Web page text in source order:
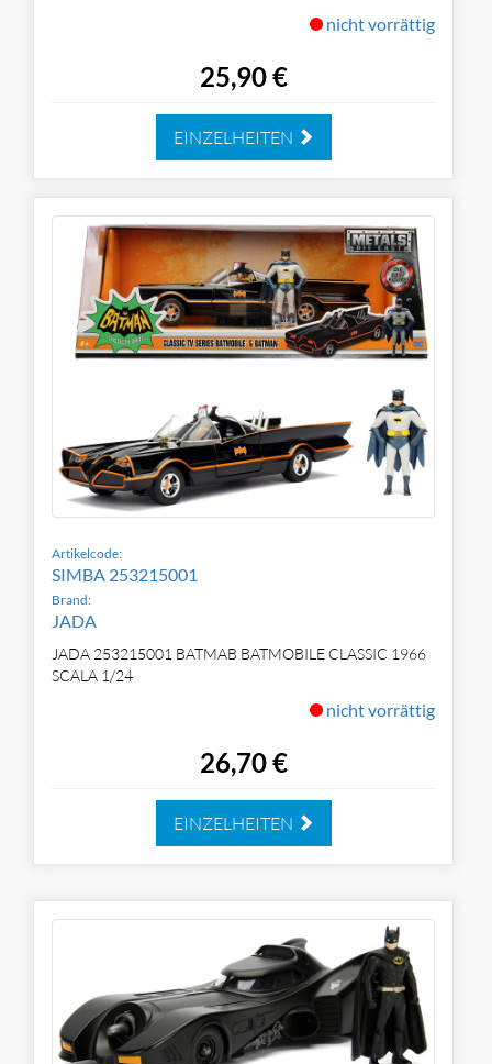
nicht vorrättig
25,90 €
EINZELHEITEN
Artikelcode:
SIMBA 253215001
Brand:
JADA
JADA 253215001 BATMAB BATMOBILE CLASSIC 1966
SCALA 1/24
nicht vorrättig
26,70 €
EINZELHEITEN